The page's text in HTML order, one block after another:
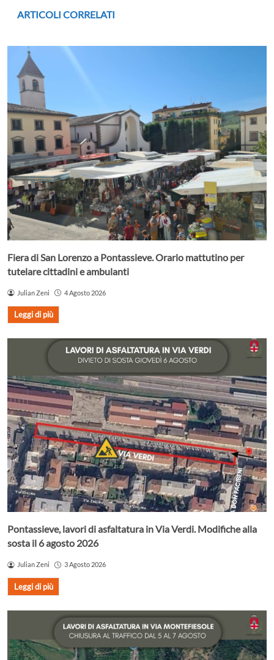
ARTICOLI CORRELATI
Fiera di San Lorenzo a Pontassieve. Orario mattutino per
tutelare cittadini e ambulanti
Julian Zeni 4 Agosto 2026
Leggi di più
Pontassieve, lavori di asfaltatura in Via Verdi. Modifiche alla
sosta il 6 agosto 2026
Julian Zeni 3 Agosto 2026
Leggi di più